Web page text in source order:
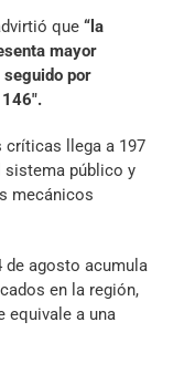
que “la
mayor
por
críticas llega a 197
sistema público y
mecánicos
de agosto acumula
en la región,
equivale a una